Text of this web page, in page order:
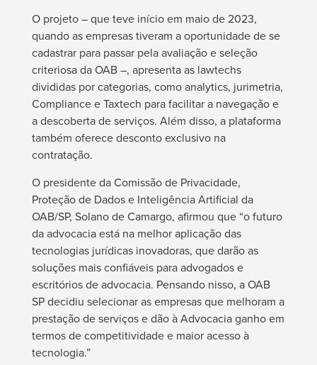
O projeto – que teve início em maio de 2023,
quando as empresas tiveram a oportunidade de se
cadastrar para passar pela avaliação e seleção
criteriosa da OAB –, apresenta as lawtechs
divididas por categorias, como analytics, jurimetria,
Compliance e Taxtech para facilitar a navegação e
a descoberta de serviços. Além disso, a plataforma
também oferece desconto exclusivo na
contratação.
O presidente da Comissão de Privacidade,
Proteção de Dados e Inteligência Artificial da
OAB/SP, Solano de Camargo, afirmou que “o futuro
da advocacia está na melhor aplicação das
tecnologias jurídicas inovadoras, que darão as
soluções mais confiáveis para advogados e
escritórios de advocacia. Pensando nisso, a OAB
SP decidiu selecionar as empresas que melhoram a
prestação de serviços e dão à Advocacia ganho em
termos de competitividade e maior acesso à
tecnologia.”